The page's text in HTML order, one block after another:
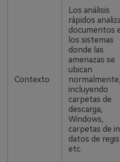
Contexto
Los análisis
rápidos
documentos
los sistemas
donde las
amenazas se
ubican
normalmente,
incluyendo
carpetas de
descarga,
Windows,
carpetas de
datos de
etc.